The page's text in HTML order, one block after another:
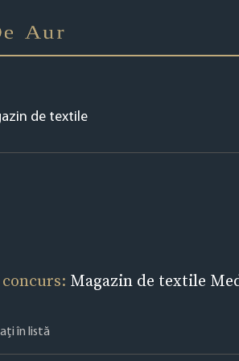
Magazin de textile